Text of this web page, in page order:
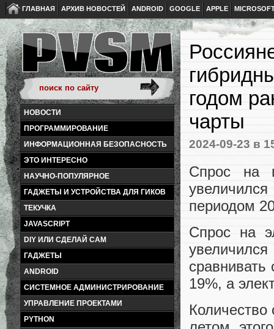
ГЛАВНАЯ АРХИВ НОВОСТЕЙ ANDROID GOOGLE APPLE
НОВОСТИ
ПРОГРАММИРОВАНИЕ
ИНФОРМАЦИОННАЯ БЕЗОПАСНОСТЬ
ЭТО ИНТЕРЕСНО
НАУЧНО-ПОПУЛЯРНОЕ
ГАДЖЕТЫ И УСТРОЙСТВА ДЛЯ ГИКОВ
ТЕКУЧКА
JAVASCRIPT
DIY ИЛИ СДЕЛАЙ САМ
ГАДЖЕТЫ
ANDROID
СИСТЕМНОЕ АДМИНИСТРИРОВАНИЕ
УПРАВЛЕНИЕ ПРОЕКТАМИ
PYTHON
годом
чарты
2024-09-23 в
Спрос на
периодом
Спрос на
сравнивать
19%, а